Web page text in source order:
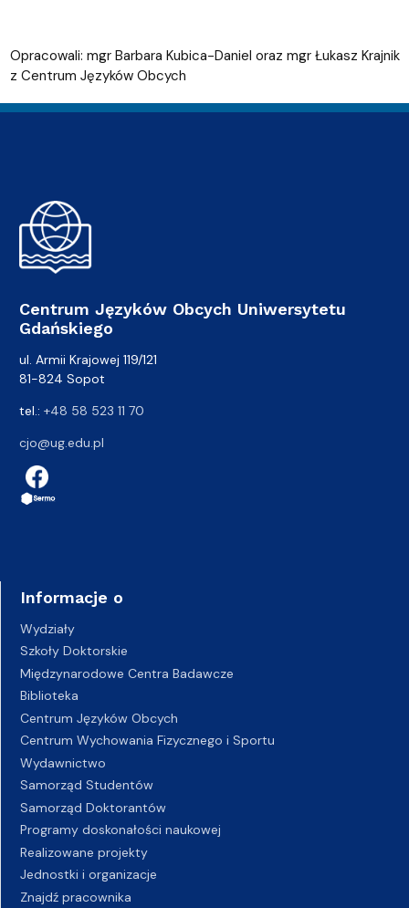
Opracowali: mgr Barbara Kubica-Daniel oraz mgr Łukasz Krajnik
z Centrum Języków Obcych
Centrum Języków Obcych Uniwersytetu
Gdańskiego
ul. Armii Krajowej 119/121
81-824 Sopot
tel.: +48 58 523 11 70
cjo@ug.edu.pl
Informacje o
Wydziały
Szkoły Doktorskie
Międzynarodowe Centra Badawcze
Biblioteka
Centrum Języków Obcych
Centrum Wychowania Fizycznego i Sportu
Wydawnictwo
Samorząd Studentów
Samorząd Doktorantów
Programy doskonałości naukowej
Realizowane projekty
Jednostki i organizacje
Znajdź pracownika